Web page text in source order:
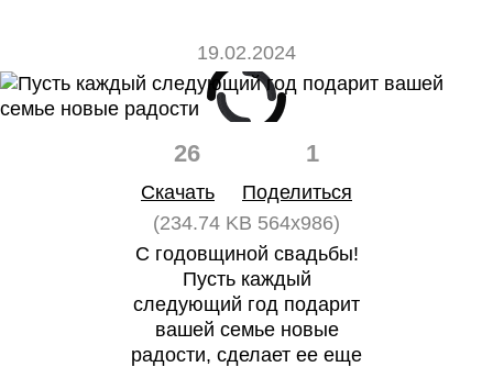
19.02.2024
26 1
Скачать
Поделиться
(234.74 KB 564x986)
С годовщиной свадьбы!
Пусть каждый
следующий год подарит
вашей семье новые
радости, сделает ее еще